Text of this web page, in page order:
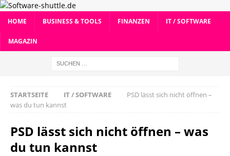
HOME BUSINESS & TOOLS FINANZEN IT / SOFTWARE
MAGAZIN
STARTSEITE IT / SOFTWARE
PSD lässt sich nicht öffnen –
was du tun kannst
PSD lässt sich nicht öffnen – was
du tun kannst